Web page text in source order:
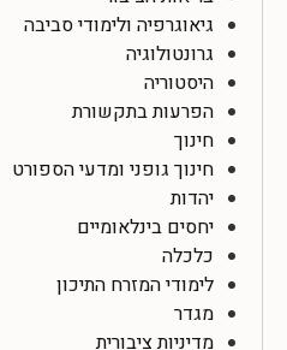
גיאוגרפיה ולימודי סביבה
גרונטולוגיה
היסטוריה
הפרעות בתקשורת
חינוך
חינוך גופני ומדעי הספורט
יהדות
יחסים בינלאומיים
כלכלה
לימודי המזרח התיכון
מגדר
מדיניות ציבורית